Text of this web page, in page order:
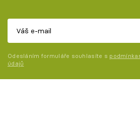
Odesláním formuláře souhlasíte s
údajů